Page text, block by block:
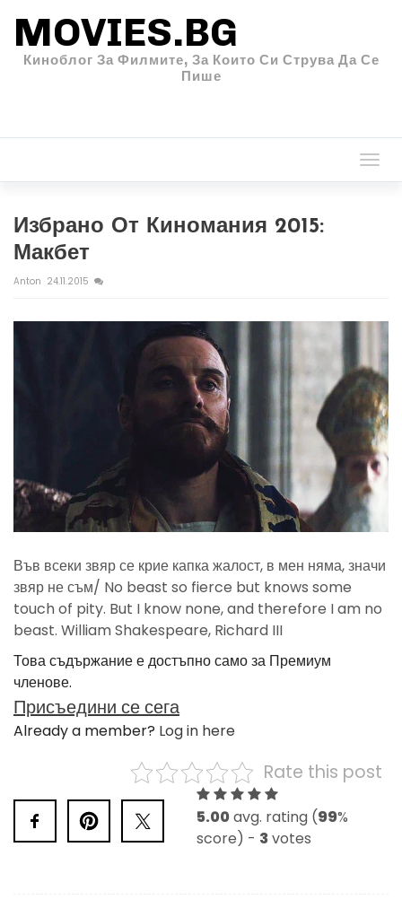
MOVIES.BG
Киноблог За Филмите, За Които Си Струва Да Се
Пише
Избрано От Киномания 2015:
Макбет
Anton 24.11.2015
Във всеки звяр се крие капка жалост, в мен няма, значи
звяр не съм/ No beast so fierce but knows some
touch of pity. But I know none, and therefore I am no
beast. William Shakespeare, Richard III
Това съдържание е достъпно само за Премиум
членове.
Присъедини се сега
Already a member? Log in here
Rate this post
5.00avg. rating (99%
score) - 3votes